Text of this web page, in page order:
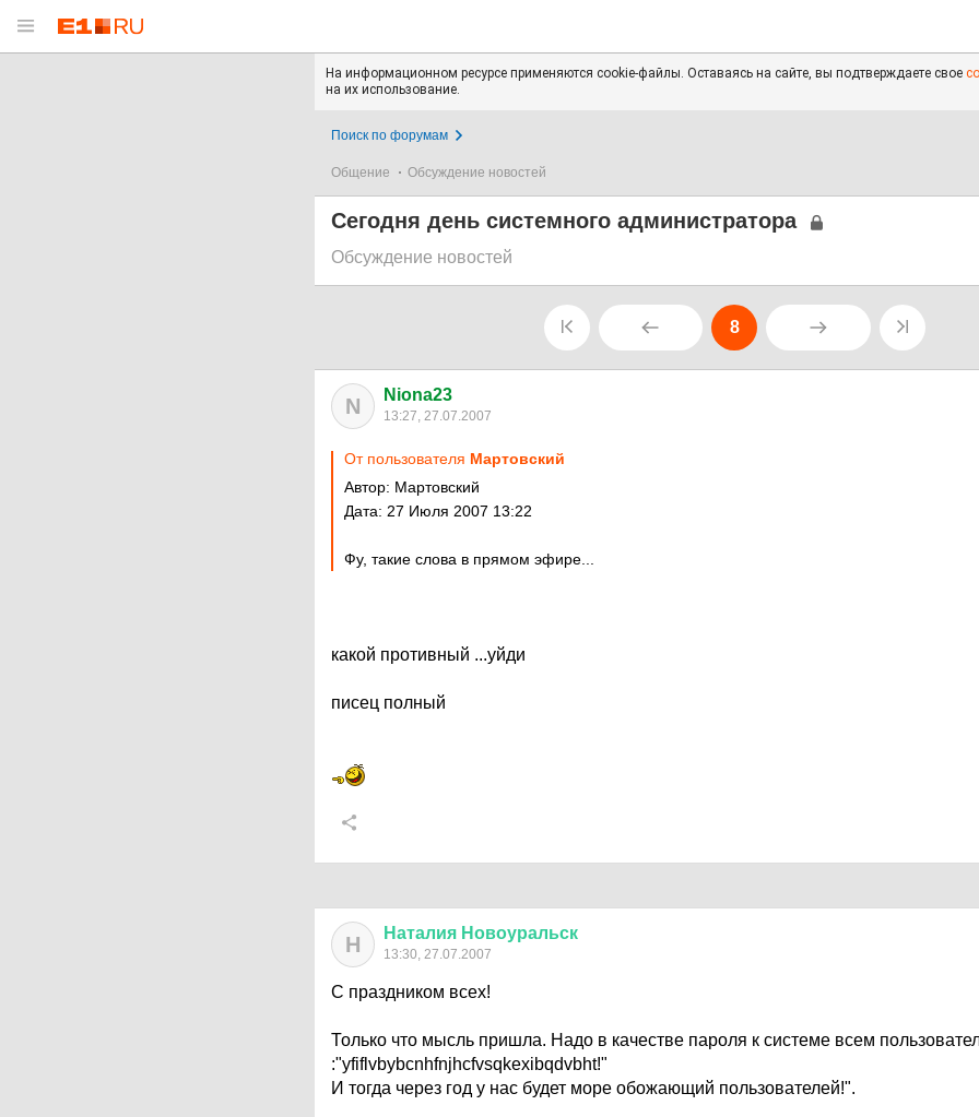
На информационном ресурсе применяются cookie-файлы. Оставаясь на сайте, вы подтверждаете свое
на их использование.
Поиск по форумам
Общение Обсуждение новостей
Сегодня день системного администратора
Обсуждение новостей
8
N Niona23
13:27, 27.07.2007
От пользователя Мартовский
Автор: Мартовский
Дата: 27 Июля 2007 13:22
Фу, такие слова в прямом эфире...
какой противный ...уйди
писец полный
Н Наталия Новоуральск
13:30, 27.07.2007
С праздником всех!
Только что мысль пришла. Надо в качестве пароля к системе всем
:"yfiflvbybcnhfnjhcfvsqkexibqdvbht!"
И тогда через год у нас будет море обожающий пользователей!".